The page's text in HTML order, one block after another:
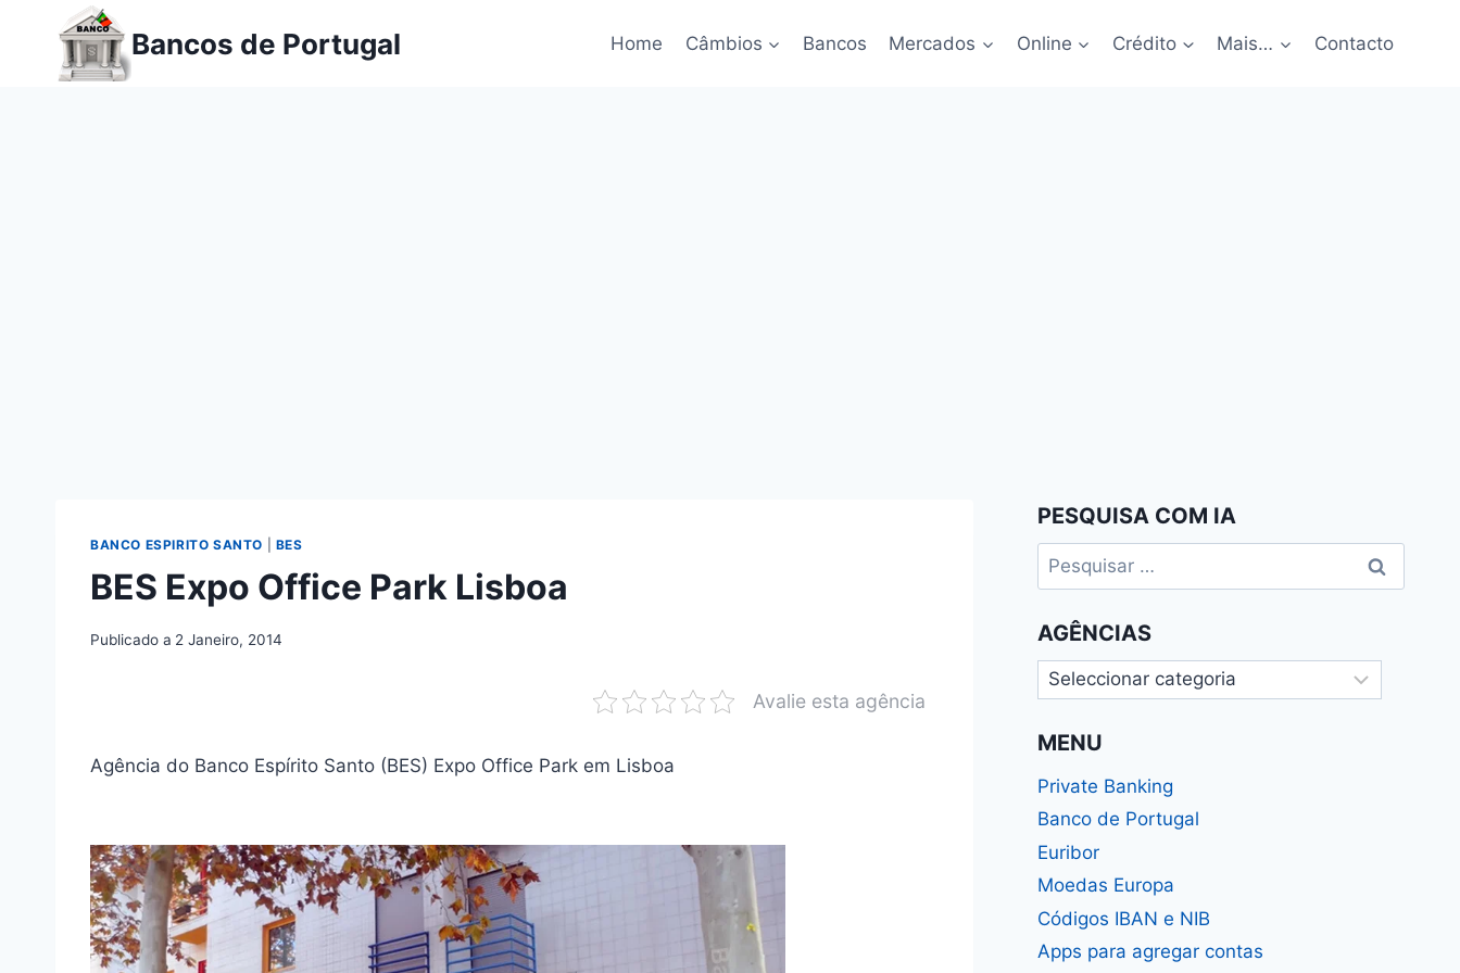
Bancos de Portugal Home Câmbios Bancos Mercados Online Crédito Mais… Contacto
BANCO ESPIRITO SANTO BES
BES Expo Office Park Lisboa
Publicado a 2 Janeiro, 2014
Avalie esta agência
Agência do Banco Espírito Santo (BES) Expo Office Park em Lisboa
PESQUISA COM IA
Pesquisar
por:
AGÊNCIAS
Agências
MENU
Private Banking
Banco de Portugal
Euribor
Moedas Europa
Códigos IBAN e NIB
Apps para agregar contas